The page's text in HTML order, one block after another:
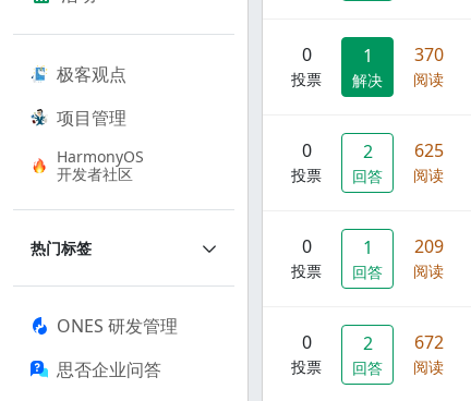
极客观点
项目管理
HarmonyOS
开发者社区
热门标签
ONES 研发管理
思否企业问答
0
投票
1
解决
370
阅读
0
投票
2
回答
625
阅读
0
投票
1
回答
209
阅读
0
投票
2
回答
672
阅读